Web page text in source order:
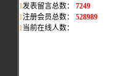
·地震影响，部分页面打开..
会员删除通告
1发表留言总数： 7249
1注册会员总数： 528989
1当前在线人数：